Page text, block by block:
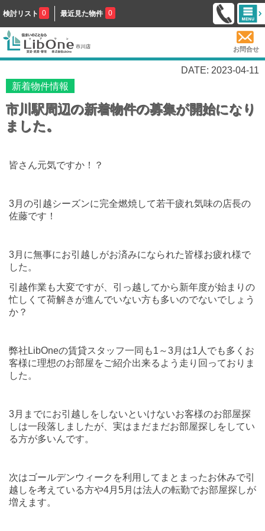
検討リスト 0 最近見た物件 0
お問合せ
DATE: 2023-04-11
新着物件情報
市川駅周辺の新着物件の募集が開始になり
ました。
皆さん元気ですか！？
3月の引越シーズンに完全燃焼して若干疲れ気味の店長の
佐藤です！
3月に無事にお引越しがお済みになられた皆様お疲れ様で
した。
引越作業も大変ですが、引っ越してから新年度が始まりの
忙しくて荷解きが進んでいない方も多いのでないでしょう
か？
弊社LibOneの賃貸スタッフ一同も1～3月は1人でも多くお
客様に理想のお部屋をご紹介出来るよう走り回っておりま
した。
3月までにお引越しをしないといけないお客様のお部屋探
しは一段落しましたが、実はまだまだお部屋探しをしてい
る方が多いんです。
次はゴールデンウィークを利用してまとまったお休みで引
越しを考えている方や4月5月は法人の転勤でお部屋探しが
増えます。